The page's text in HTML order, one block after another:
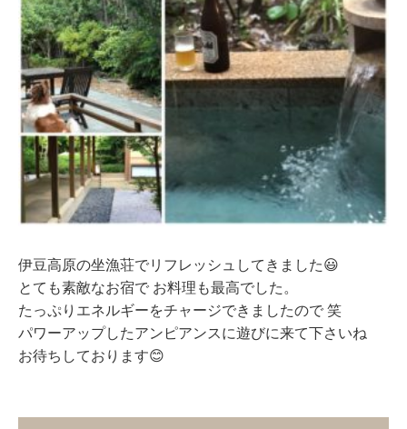
伊豆高原の坐漁荘でリフレッシュしてきました😃
とても素敵なお宿で お料理も最高でした。
たっぷりエネルギーをチャージできましたので 笑
パワーアップしたアンピアンスに遊びに来て下さいね
お待ちしております😊